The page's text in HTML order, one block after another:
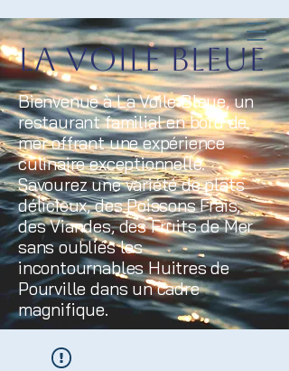
La Voile Bleue
Bienvenue à La Voile Bleue, un
restaurant familial en bord de
mer offrant une expérience
culinaire exceptionnelle.
Savourez une variété de plats
délicieux, des Poissons Frais,
des Viandes, des Fruits de Mer
sans oubliés les
incontournables Huitres de
Pourville dans un cadre
magnifique.